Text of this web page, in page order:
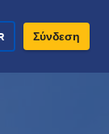
Σύνδεση